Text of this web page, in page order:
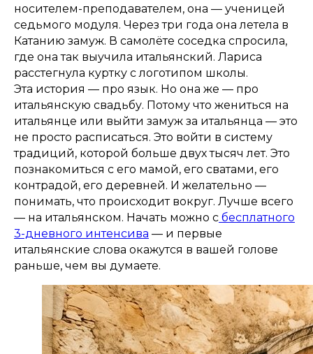
носителем-преподавателем, она — ученицей
седьмого модуля. Через три года она летела в
Катанию замуж. В самолёте соседка спросила,
где она так выучила итальянский. Лариса
расстегнула куртку с логотипом школы.
Эта история — про язык. Но она же — про
итальянскую свадьбу. Потому что жениться на
итальянце или выйти замуж за итальянца — это
не просто расписаться. Это войти в систему
традиций, которой больше двух тысяч лет. Это
познакомиться с его мамой, его сватами, его
контрадой, его деревней. И желательно —
понимать, что происходит вокруг. Лучше всего
— на итальянском. Начать можно с бесплатного
3-дневного интенсива — и первые
итальянские слова окажутся в вашей голове
раньше, чем вы думаете.